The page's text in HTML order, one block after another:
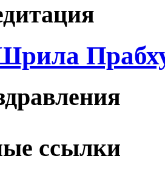
ссылки